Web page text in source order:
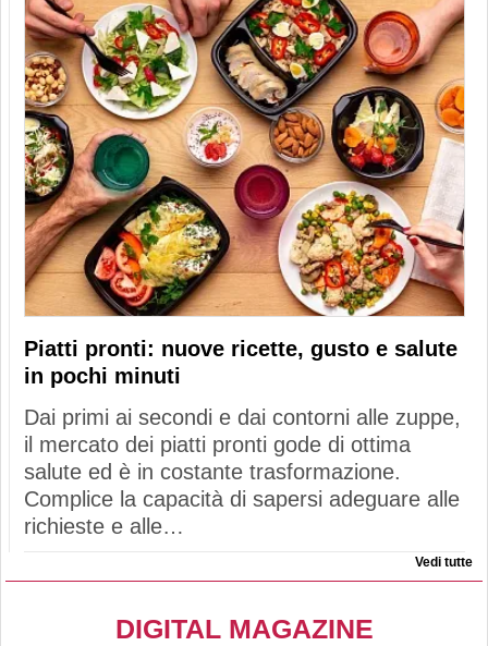
Piatti pronti: nuove ricette, gusto e salute
in pochi minuti
Dai primi ai secondi e dai contorni alle zuppe,
il mercato dei piatti pronti gode di ottima
salute ed è in costante trasformazione.
Complice la capacità di sapersi adeguare alle
richieste e alle…
Vedi tutte
DIGITAL MAGAZINE